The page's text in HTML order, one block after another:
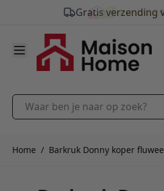
Ga naar de inhoud
Waar ben je naar op zoek?
Home / Barkruk Donny koper